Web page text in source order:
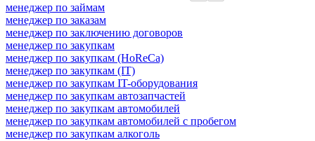
менеджер по займам
менеджер по заказам
менеджер по заключению договоров
менеджер по закупкам
менеджер по закупкам (HoReCa)
менеджер по закупкам (IT)
менеджер по закупкам IT-оборудования
менеджер по закупкам автозапчастей
менеджер по закупкам автомобилей
менеджер по закупкам автомобилей с пробегом
менеджер по закупкам алкоголь